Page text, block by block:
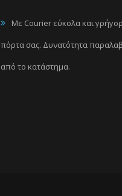
Με Courier εύκολα και
πόρτα σας. Δυνατότητα
από το κατάστημα.